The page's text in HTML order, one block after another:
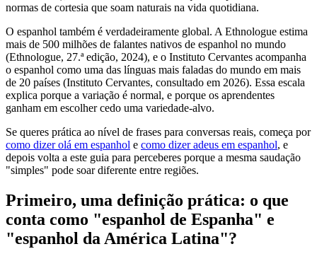
normas de cortesia que soam naturais na vida quotidiana.
O espanhol também é verdadeiramente global. A Ethnologue estima
mais de 500 milhões de falantes nativos de espanhol no mundo
(Ethnologue, 27.ª edição, 2024), e o Instituto Cervantes acompanha
o espanhol como uma das línguas mais faladas do mundo em mais
de 20 países (Instituto Cervantes, consultado em 2026). Essa escala
explica porque a variação é normal, e porque os aprendentes
ganham em escolher cedo uma variedade-alvo.
Se queres prática ao nível de frases para conversas reais, começa por
como dizer olá em espanhol e como dizer adeus em espanhol, e
depois volta a este guia para perceberes porque a mesma saudação
"simples" pode soar diferente entre regiões.
Primeiro, uma definição prática: o que
conta como "espanhol de Espanha" e
"espanhol da América Latina"?